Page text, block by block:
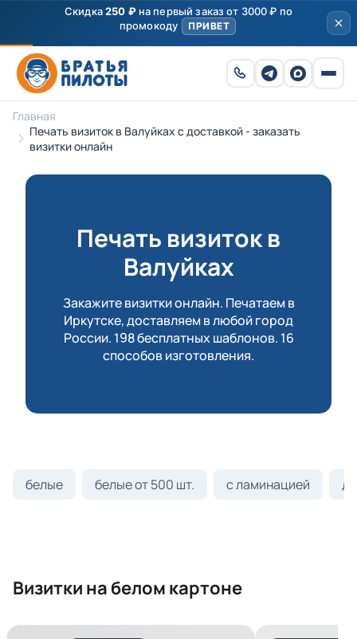
Скидка250 ₽на первый заказ от 3000 ₽ по
промокоду
ПРИВЕТ
Главная
Печать визиток в Валуйках с доставкой - заказать
визитки онлайн
Печать визиток в
Валуйках
Закажите визитки онлайн. Печатаем в
Иркутске, доставляем в любой город
России. 198 бесплатных шаблонов. 16
способов изготовления.
белые белые от 500 шт. с ламинацией
Визитки на белом картоне